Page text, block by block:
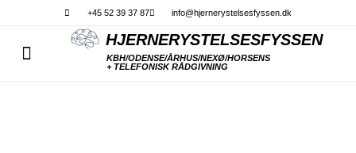
indholdet
+45 52 39 37 87 info@hjernerystelsesfyssen.dk
HJERNERYSTELSESFYSSEN
KBH/ODENSE/ÅRHUS/NEXØ/HORSENS
+ TELEFONISK RÅDGIVNING